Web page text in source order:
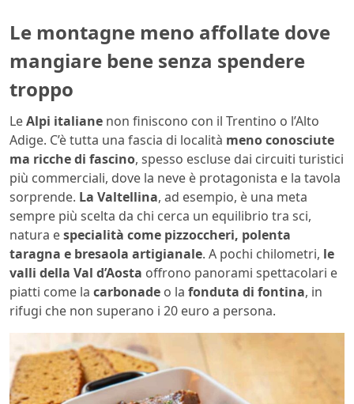
Le montagne meno affollate dove
mangiare bene senza spendere
troppo
LeAlpi italiane non finiscono con il Trentino o l’Alto
Adige. C’è tutta una fascia di località meno conosciute
ma ricche di fascino, spesso escluse dai circuiti turistici
più commerciali, dove la neve è protagonista e la tavola
sorprende. La Valtellina, ad esempio, è una meta
sempre più scelta da chi cerca un equilibrio tra sci,
natura especialità come pizzoccheri, polenta
taragna e bresaola artigianale. A pochi chilometri, le
valli della Val d’Aosta offrono panorami spettacolari e
piatti come la carbonade o la fonduta di fontina, in
rifugi che non superano i 20 euro a persona.